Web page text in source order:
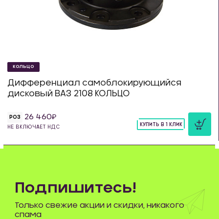
КОЛЬЦО
Дифференциал самоблокирующийся
дисковый ВАЗ 2108 КОЛЬЦО
РОЗ 26 460
НЕ ВКЛЮЧАЕТ НДС
КУПИТЬ В 1 КЛИК
Подпишитесь!
Только свежие акции и скидки, никакого
спама